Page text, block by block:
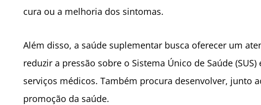
cura ou a melhoria dos sintomas.
Além disso, a saúde suplementar busca oferecer um
reduzir a pressão sobre o Sistema Único de Saúde
serviços médicos. Também procura desenvolver, junto
promoção da saúde.